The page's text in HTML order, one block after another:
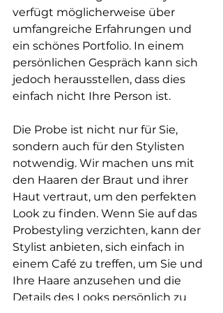
verfügt möglicherweise über
umfangreiche Erfahrungen und
ein schönes Portfolio. In einem
persönlichen Gespräch kann sich
jedoch herausstellen, dass dies
einfach nicht Ihre Person ist.
Die Probe ist nicht nur für Sie,
sondern auch für den Stylisten
notwendig. Wir machen uns mit
den Haaren der Braut und ihrer
Haut vertraut, um den perfekten
Look zu finden. Wenn Sie auf das
Probestyling verzichten, kann der
Stylist anbieten, sich einfach in
einem Café zu treffen, um Sie und
Ihre Haare anzusehen und die
Details des Looks persönlich zu